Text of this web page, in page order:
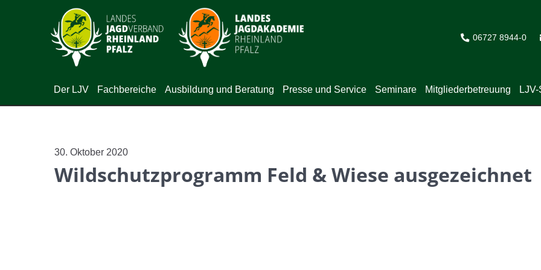
06727 8944-0
Der LJV Fachbereiche Ausbildung und Beratung Presse und Service Seminare Mitgliederbetreuung
30. Oktober 2020
Wildschutzprogramm Feld & Wiese ausgezeichnet